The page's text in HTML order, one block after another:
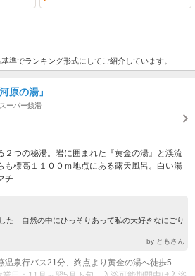
準でランキング形式にしてご紹介しています。
原の湯』
ーパー銭湯
２つの秘湯。岩に囲まれた『黄金の湯』と渓流
も標高１１００ｍ地点にある露天風呂。白い湯
...
た 自然の中にひっそりあって私の大好きなにごり
by ともさん